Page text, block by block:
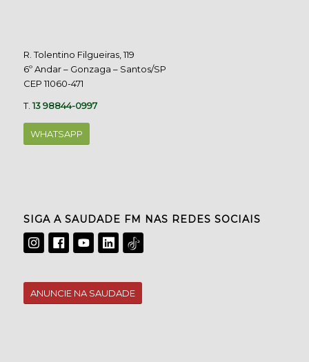
R. Tolentino Filgueiras, 119
6º Andar – Gonzaga – Santos/SP
CEP 11060-471
T.13 98844-0997
WHATSAPP
SIGA A SAUDADE FM NAS REDES SOCIAIS
ANUNCIE NA SAUDADE